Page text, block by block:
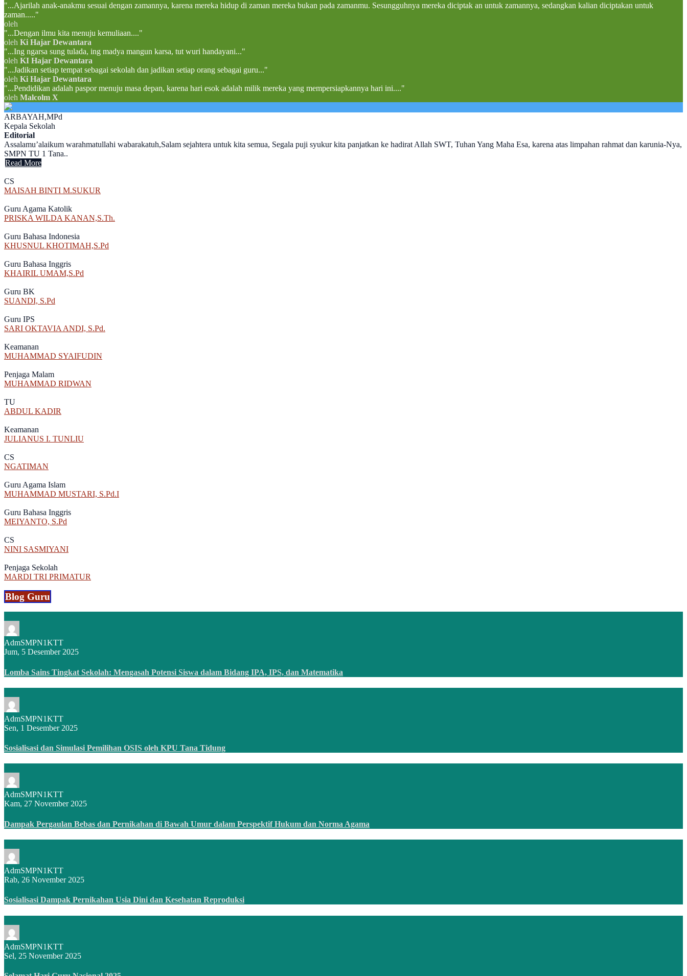
"...Ajarilah anak-anakmu sesuai dengan zamannya, karena mereka hidup di zaman mereka bukan pada zamanmu. Sesungguhnya mereka diciptak an untuk zamannya, sedangkan kalian diciptakan untuk
zaman....."
oleh
"...Dengan ilmu kita menuju kemuliaan...."
oleh Ki Hajar Dewantara
"...Ing ngarsa sung tulada, ing madya mangun karsa, tut wuri handayani..."
oleh KI Hajar Dewantara
"...Jadikan setiap tempat sebagai sekolah dan jadikan setiap orang sebagai guru..."
oleh Ki Hajar Dewantara
"...Pendidikan adalah paspor menuju masa depan, karena hari esok adalah milik mereka yang mempersiapkannya hari ini...."
oleh Malcolm X
ARBAYAH,MPd
Kepala Sekolah
Editorial
Assalamu’alaikum warahmatullahi wabarakatuh,Salam sejahtera untuk kita semua, Segala puji syukur kita panjatkan ke hadirat Allah SWT, Tuhan Yang Maha Esa, karena atas limpahan rahmat dan karunia-Nya,
SMPN TU 1 Tana..
Read More
CS
MAISAH BINTI M.SUKUR
Guru Agama Katolik
PRISKA WILDA KANAN,S.Th.
Guru Bahasa Indonesia
KHUSNUL KHOTIMAH,S.Pd
Guru Bahasa Inggris
KHAIRIL UMAM,S.Pd
Guru BK
SUANDI, S.Pd
Guru IPS
SARI OKTAVIA ANDI, S.Pd.
Keamanan
MUHAMMAD SYAIFUDIN
Penjaga Malam
MUHAMMAD RIDWAN
TU
ABDUL KADIR
Keamanan
JULIANUS I. TUNLIU
CS
NGATIMAN
Guru Agama Islam
MUHAMMAD MUSTARI, S.Pd.I
Guru Bahasa Inggris
MEIYANTO, S.Pd
CS
NINI SASMIYANI
Penjaga Sekolah
MARDI TRI PRIMATUR
Blog Guru
AdmSMPN1KTT
Jum, 5 Desember 2025
Lomba Sains Tingkat Sekolah: Mengasah Potensi Siswa dalam Bidang IPA, IPS, dan Matematika
AdmSMPN1KTT
Sen, 1 Desember 2025
Sosialisasi dan Simulasi Pemilihan OSIS oleh KPU Tana Tidung
AdmSMPN1KTT
Kam, 27 November 2025
Dampak Pergaulan Bebas dan Pernikahan di Bawah Umur dalam Perspektif Hukum dan Norma Agama
AdmSMPN1KTT
Rab, 26 November 2025
Sosialisasi Dampak Pernikahan Usia Dini dan Kesehatan Reproduksi
AdmSMPN1KTT
Sel, 25 November 2025